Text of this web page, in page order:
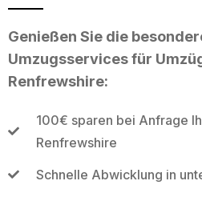
Genießen Sie die
Umzugsservices für
Renfrewshire:
100€ sparen bei Anfrage
Renfrewshire
Schnelle Abwicklung in